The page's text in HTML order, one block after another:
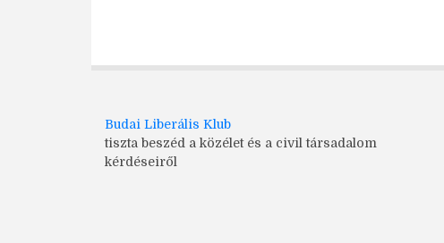
Budai Liberális Klub
tiszta beszéd a közélet és a civil társadalom
kérdéseiről